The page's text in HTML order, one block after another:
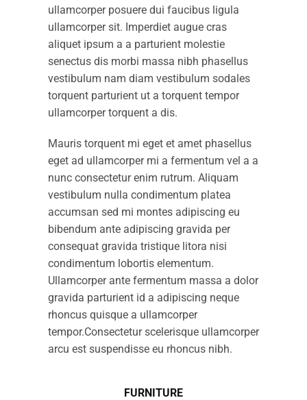
ullamcorper posuere dui faucibus ligula
ullamcorper sit. Imperdiet augue cras
aliquet ipsum a a parturient molestie
senectus dis morbi massa nibh phasellus
vestibulum nam diam vestibulum sodales
torquent parturient ut a torquent tempor
ullamcorper torquent a dis.
Mauris torquent mi eget et amet phasellus
eget ad ullamcorper mi a fermentum vel a a
nunc consectetur enim rutrum. Aliquam
vestibulum nulla condimentum platea
accumsan sed mi montes adipiscing eu
bibendum ante adipiscing gravida per
consequat gravida tristique litora nisi
condimentum lobortis elementum.
Ullamcorper ante fermentum massa a dolor
gravida parturient id a adipiscing neque
rhoncus quisque a ullamcorper
tempor.Consectetur scelerisque ullamcorper
arcu est suspendisse eu rhoncus nibh.
FURNITURE